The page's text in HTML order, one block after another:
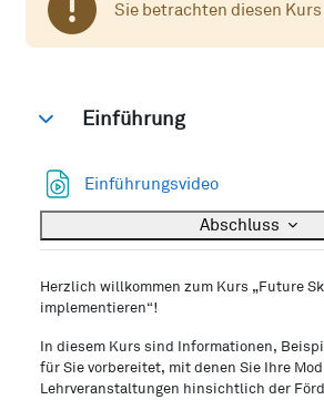
Sie betrachten diesen Kurs
EinklappenEinführung
Einführungsvideo
Abschluss
Herzlich willkommen zum Kurs „Future
implementieren“!
In diesem Kurs sind Informationen,
für Sie vorbereitet, mit denen Sie Ihre
Lehrveranstaltungen hinsichtlich der